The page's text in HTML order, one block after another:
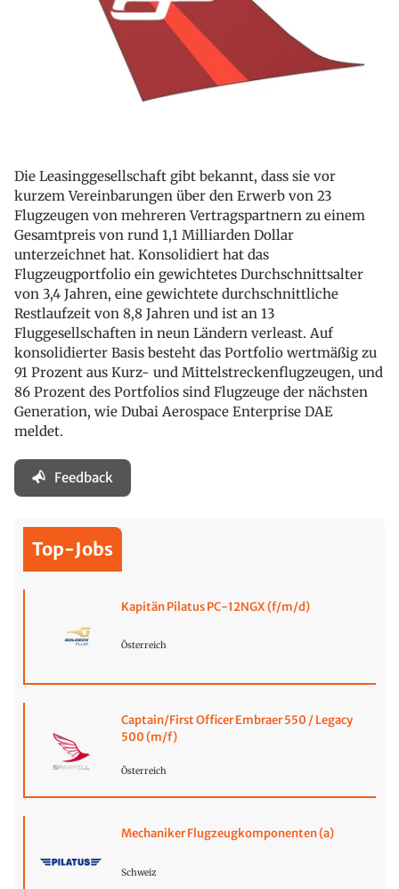
Die Leasinggesellschaft gibt bekannt, dass sie vor
kurzem Vereinbarungen über den Erwerb von 23
Flugzeugen von mehreren Vertragspartnern zu einem
Gesamtpreis von rund 1,1 Milliarden Dollar
unterzeichnet hat. Konsolidiert hat das
Flugzeugportfolio ein gewichtetes Durchschnittsalter
von 3,4 Jahren, eine gewichtete durchschnittliche
Restlaufzeit von 8,8 Jahren und ist an 13
Fluggesellschaften in neun Ländern verleast. Auf
konsolidierter Basis besteht das Portfolio wertmäßig zu
91 Prozent aus Kurz- und Mittelstreckenflugzeugen, und
86 Prozent des Portfolios sind Flugzeuge der nächsten
Generation, wie Dubai Aerospace Enterprise DAE
meldet.
Feedback
Top-Jobs
Kapitän Pilatus PC-12NGX (f/m/d)
Österreich
Captain/First Officer Embraer 550 / Legacy
500 (m/f)
Österreich
Mechaniker Flugzeugkomponenten (a)
Schweiz